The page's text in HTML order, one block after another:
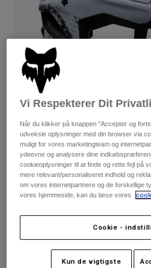
Bukser
Shorts
Beskyttelser
Briller
Sokker
Reservedele
Bukser
Jakker
Protections
Briller
Sokker
Tasker & tilbehør
Spare parts
Skjorter
Se alle
Women
Hoodies og sweatre
Jakker
Bukser & Shorts
Shirts
Guards
Goggles
Socks
Se alle
Helmets
Jerseys
Pants
Boots
Guards
Speedframe Pro
Artikelnr.38363
Price reduced from
1.086,75 kr
Vi Respekterer Dit
Når du klikker på knappen "Accepter og
udveksle oplysninger med din browser via
muligt for vores marketingteam og
ydeevne og analysere dine
cookieoplysninger til at finde og rette fejl på
mere relevant/personaliseret indhold og
om vores internetpartnere og de forskellige
vores hjemmeside, kan du læse vores
Cookie -
Kun de vigtigste